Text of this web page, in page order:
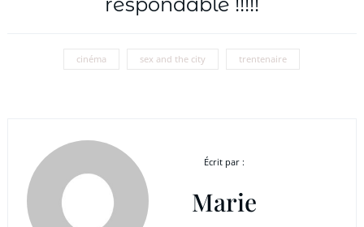
cinéma sex and the city trentenaire
Écrit par :
Marie